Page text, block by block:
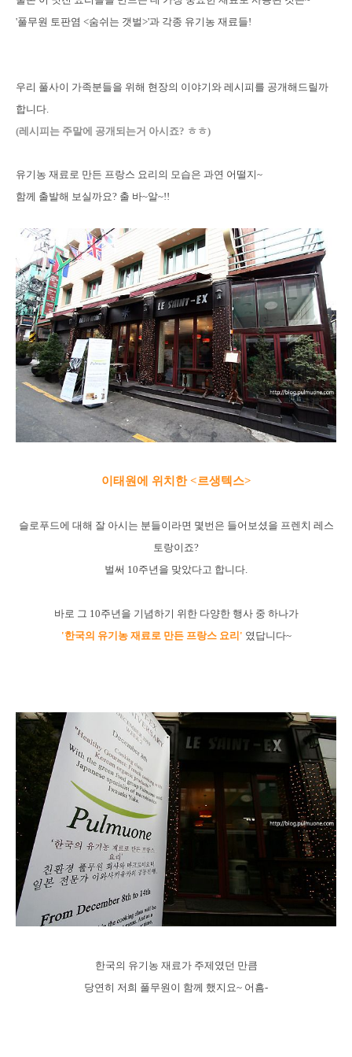
'풀무원 토판염 <숨쉬는 갯벌>'과 각종 유기농 재료들!
우리 풀사이 가족분들을 위해 현장의 이야기와 레시피를 공개해드릴까
합니다.
(레시피는 주말에 공개되는거 아시죠? ㅎㅎ)
유기농 재료로 만든 프랑스 요리의 모습은 과연 어떨지~
함께 출발해 보실까요? 출 바~알~!!
이태원에 위치한 <르생텍스>
슬로푸드에 대해 잘 아시는 분들이라면 몇번은 들어보셨을 프렌치 레스
토랑이죠?
벌써 10주년을 맞았다고 합니다.
바로 그 10주년을 기념하기 위한 다양한 행사 중 하나가
'한국의 유기농 재료로 만든 프랑스 요리' 였답니다~
한국의 유기농 재료가 주제였던 만큼
당연히 저희 풀무원이 함께 했지요~ 어흠-